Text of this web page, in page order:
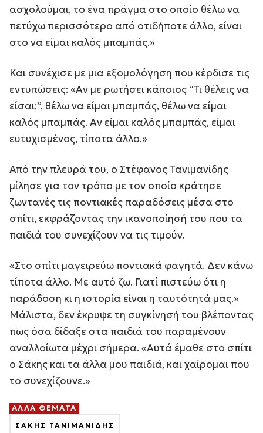
ασχολούμαι, το ένα πράγμα στο οποίο θέλω να
πετύχω περισσότερο από οτιδήποτε άλλο, είναι
στο να είμαι καλός μπαμπάς.»
Και συνέχισε με μια εξομολόγηση που κέρδισε τις
εντυπώσεις: «Αν με ρωτήσει κάποιος “Τι θέλεις να
είσαι;”, θέλω να είμαι μπαμπάς, θέλω να είμαι
καλός μπαμπάς. Αν είμαι καλός μπαμπάς, είμαι
ευτυχισμένος, τίποτα άλλο.»
Από την πλευρά του, ο Στέφανος Τανιμανίδης
μίλησε για τον τρόπο με τον οποίο κράτησε
ζωντανές τις ποντιακές παραδόσεις μέσα στο
σπίτι, εκφράζοντας την ικανοποίησή του που τα
παιδιά του συνεχίζουν να τις τιμούν.
«Στο σπίτι μαγειρεύω ποντιακά φαγητά. Δεν κάνω
τίποτα άλλο. Με αυτό ζω. Γιατί πιστεύω ότι η
παράδοση κι η ιστορία είναι η ταυτότητά μας.»
Μάλιστα, δεν έκρυψε τη συγκίνησή του βλέποντας
πως όσα δίδαξε στα παιδιά του παραμένουν
αναλλοίωτα μέχρι σήμερα. «Αυτά έμαθε στο σπίτι
ο Σάκης και τα άλλα μου παιδιά, και χαίρομαι που
το συνεχίζουνε.»
ΑΛΛΑ ΘΕΜΑΤΑ
ΣΑΚΗΣ ΤΑΝΙΜΑΝΙΔΗΣ